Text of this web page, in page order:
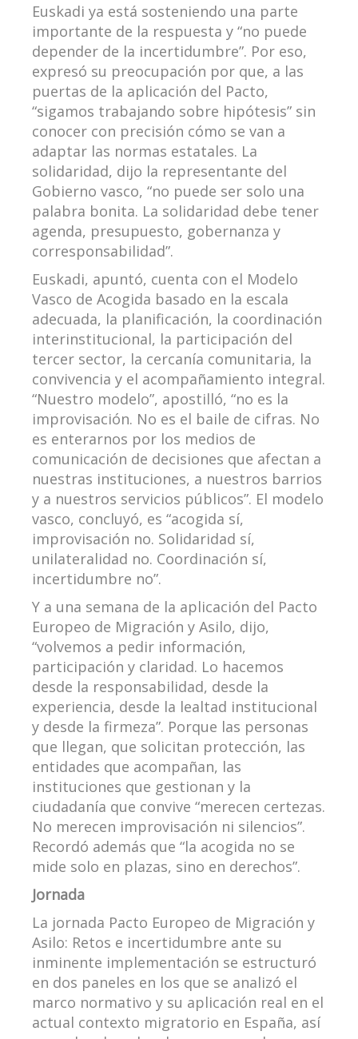
Euskadi ya está sosteniendo una parte
importante de la respuesta y “no puede
depender de la incertidumbre”. Por eso,
expresó su preocupación por que, a las
puertas de la aplicación del Pacto,
“sigamos trabajando sobre hipótesis” sin
conocer con precisión cómo se van a
adaptar las normas estatales. La
solidaridad, dijo la representante del
Gobierno vasco, “no puede ser solo una
palabra bonita. La solidaridad debe tener
agenda, presupuesto, gobernanza y
corresponsabilidad”.
Euskadi, apuntó, cuenta con el Modelo
Vasco de Acogida basado en la escala
adecuada, la planificación, la coordinación
interinstitucional, la participación del
tercer sector, la cercanía comunitaria, la
convivencia y el acompañamiento integral.
“Nuestro modelo”, apostilló, “no es la
improvisación. No es el baile de cifras. No
es enterarnos por los medios de
comunicación de decisiones que afectan a
nuestras instituciones, a nuestros barrios
y a nuestros servicios públicos”. El modelo
vasco, concluyó, es “acogida sí,
improvisación no. Solidaridad sí,
unilateralidad no. Coordinación sí,
incertidumbre no”.
Y a una semana de la aplicación del Pacto
Europeo de Migración y Asilo, dijo,
“volvemos a pedir información,
participación y claridad. Lo hacemos
desde la responsabilidad, desde la
experiencia, desde la lealtad institucional
y desde la firmeza”. Porque las personas
que llegan, que solicitan protección, las
entidades que acompañan, las
instituciones que gestionan y la
ciudadanía que convive “merecen certezas.
No merecen improvisación ni silencios”.
Recordó además que “la acogida no se
mide solo en plazas, sino en derechos”.
Jornada
La jornada Pacto Europeo de Migración y
Asilo: Retos e incertidumbre ante su
inminente implementación se estructuró
en dos paneles en los que se analizó el
marco normativo y su aplicación real en el
actual contexto migratorio en España, así